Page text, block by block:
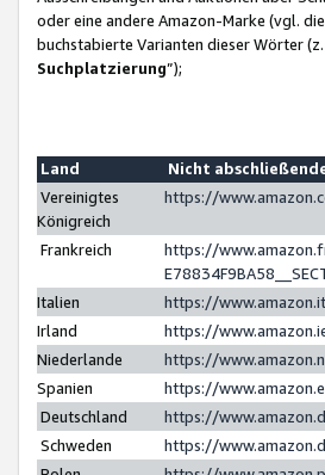
oder eine andere Amazon-Marke (vgl.
buchstabierte Varianten dieser Wörter
Suchplatzierung”);
Land
Nicht
Vereinigtes
Königreich
https://
Frankreich
https://
Italien
https://
Irland
https://
Niederlande
https://
Spanien
https://
Deutschland
https://
Schweden
https://